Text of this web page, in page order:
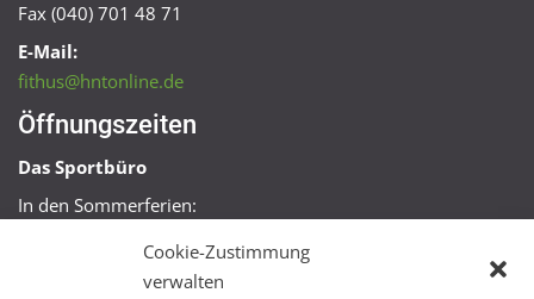
Cookie-Zustimmung
verwalten
Fax (040) 701 48 71
E-Mail:
fithus@hntonline.de
Öffnungszeiten
Das Sportbüro
In den Sommerferien:
Mo + Mi 16:00 – 18:00 Uhr